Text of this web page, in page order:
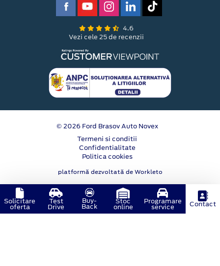
4.6
Vezi cele 25 de recenzii
© 2026 Ford Brasov Auto Novex
Termeni si conditii
Confidentialitate
Politica cookies
platformă dezvoltată de Workleto
Solicitare
oferta
Test
Drive
Buy-
Back
Stoc
online
Programare
service Contact